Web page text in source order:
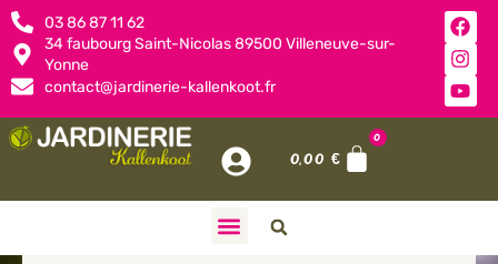
03 86 87 11 62
34 faubourg Saint-Nicolas 89500 Villeneuve-sur-
Yonne
contact@jardinerie-kallenkoot.fr
0,00€
0